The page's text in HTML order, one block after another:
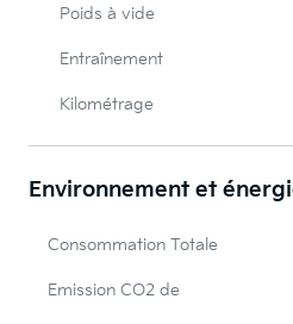
Poids à vide
Entraînement
Kilométrage
Environnement et
Consommation Totale
Emission CO2 de